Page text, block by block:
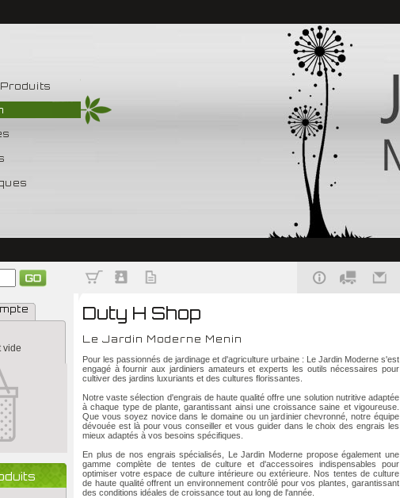
vide
Duty H Shop
Le Jardin Moderne Menin
Pour les passionnés de jardinage et d'agriculture urbaine : Le Jardin Moderne s'est
engagé à fournir aux jardiniers amateurs et experts les outils nécessaires pour
cultiver des jardins luxuriants et des cultures florissantes.
Notre vaste sélection d'engrais de haute qualité offre une solution nutritive adaptée
à chaque type de plante, garantissant ainsi une croissance saine et vigoureuse.
Que vous soyez novice dans le domaine ou un jardinier chevronné, notre équipe
dévouée est là pour vous conseiller et vous guider dans le choix des engrais les
mieux adaptés à vos besoins spécifiques.
En plus de nos engrais spécialisés, Le Jardin Moderne propose également une
gamme complète de tentes de culture et d'accessoires indispensables pour
optimiser votre espace de culture intérieure ou extérieure. Nos tentes de culture
de haute qualité offrent un environnement contrôlé pour vos plantes, garantissant
des conditions idéales de croissance tout au long de l'année.